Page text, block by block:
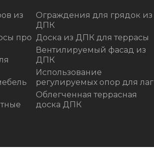
из
про
Ограждения для грядок из
ДПК
Доска из ДПК для террасы
Вентилируемый фасад из
ДПК
Использование
регулируемых опор для лаг
Облегченная террасная
доска ДПК